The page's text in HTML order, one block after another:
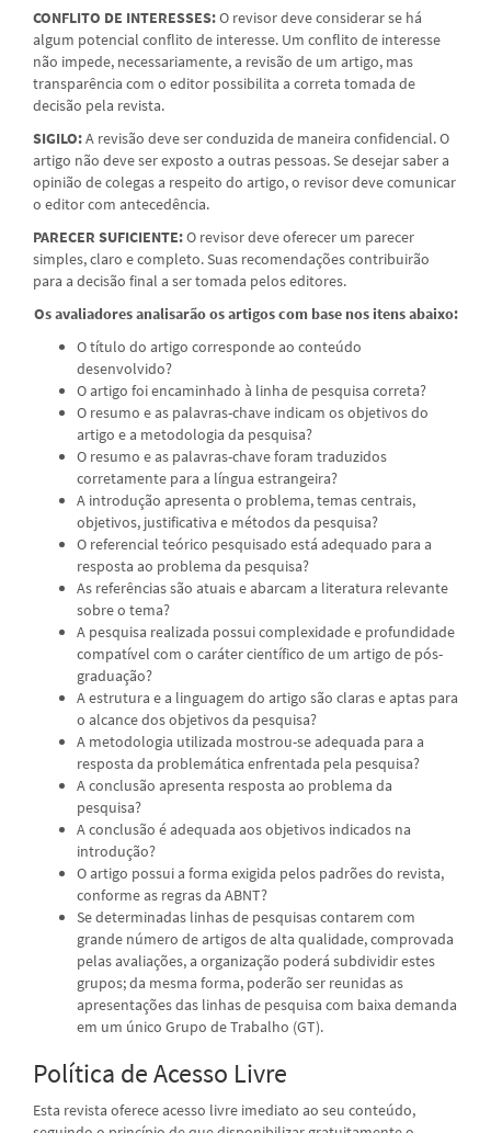
CONFLITO DE INTERESSES:O revisor deve considerar se há
algum potencial conflito de interesse. Um conflito de interesse
não impede, necessariamente, a revisão de um artigo, mas
transparência com o editor possibilita a correta tomada de
decisão pela revista.
SIGILO:A revisão deve ser conduzida de maneira confidencial. O
artigo não deve ser exposto a outras pessoas. Se desejar saber a
opinião de colegas a respeito do artigo, o revisor deve comunicar
o editor com antecedência.
PARECER SUFICIENTE:O revisor deve oferecer um parecer
simples, claro e completo. Suas recomendações contribuirão
para a decisão final a ser tomada pelos editores.
Os avaliadores analisarão os artigos com base nos itens abaixo:
O título do artigo corresponde ao conteúdo
desenvolvido?
O artigo foi encaminhado à linha de pesquisa correta?
O resumo e as palavras-chave indicam os objetivos do
artigo e a metodologia da pesquisa?
O resumo e as palavras-chave foram traduzidos
corretamente para a língua estrangeira?
A introdução apresenta o problema, temas centrais,
objetivos, justificativa e métodos da pesquisa?
O referencial teórico pesquisado está adequado para a
resposta ao problema da pesquisa?
As referências são atuais e abarcam a literatura relevante
sobre o tema?
A pesquisa realizada possui complexidade e profundidade
compatível com o caráter científico de um artigo de pós-
graduação?
A estrutura e a linguagem do artigo são claras e aptas para
o alcance dos objetivos da pesquisa?
A metodologia utilizada mostrou-se adequada para a
resposta da problemática enfrentada pela pesquisa?
A conclusão apresenta resposta ao problema da
pesquisa?
A conclusão é adequada aos objetivos indicados na
introdução?
O artigo possui a forma exigida pelos padrões do revista,
conforme as regras da ABNT?
Se determinadas linhas de pesquisas contarem com
grande número de artigos de alta qualidade, comprovada
pelas avaliações, a organização poderá subdividir estes
grupos; da mesma forma, poderão ser reunidas as
apresentações das linhas de pesquisa com baixa demanda
em um único Grupo de Trabalho (GT).
Política de Acesso Livre
Esta revista oferece acesso livre imediato ao seu conteúdo,